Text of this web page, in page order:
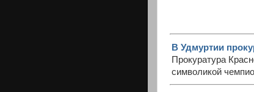
В Удмуртии
Прокуратура
символикой